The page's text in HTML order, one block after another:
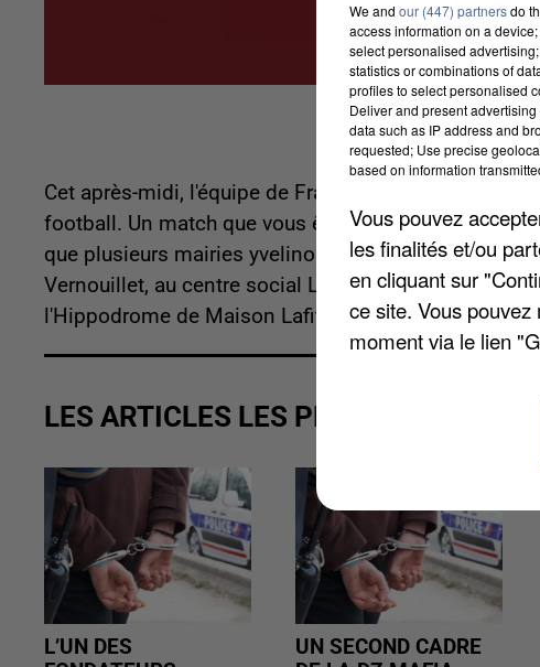
Cet après-midi, l'équipe de France affronte l'Uruguay
football. Un match que vous êtes nombreux à
que plusieurs mairies yvelinoises ont décidé de
Vernouillet, au centre social Les Résédas. A Plaisir
l'Hippodrome de Maison Lafitte, l'événement sera
LES ARTICLES LES PLUS VUS
L’UN DES
UN SECOND CADRE
We and our (447) partnersdo
access information on a
select personalised
statistics or combinations of
profiles to select personalised
Deliver and present
data such as IP address and
requested; Use precise
based on information
Vous pouvez
les finalités et/ou
en cliquant sur
ce site. Vous
moment via le lien